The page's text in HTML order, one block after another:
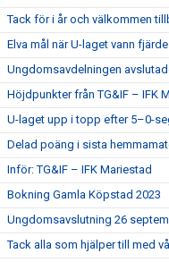
Tack för i år och välkommen
Elva mål när U-laget vann
Ungdomsavdelningen
Höjdpunkter från TG&IF – IFK
U-laget upp i topp efter 5–0-
Delad poäng i sista
Inför: TG&IF – IFK Mariestad
Bokning Gamla Köpstad 2023
Ungdomsavslutning 26
Tack alla som hjälper till med